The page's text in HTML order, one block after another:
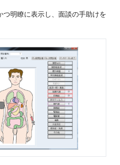
明瞭に表示し、面談の手助けを